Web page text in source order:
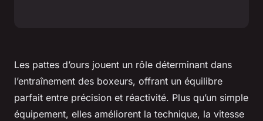
Les pattes d’ours jouent un rôle déterminant dans
l’entraînement des boxeurs, offrant un équilibre
parfait entre précision et réactivité. Plus qu’un simple
équipement, elles améliorent la technique, la vitesse